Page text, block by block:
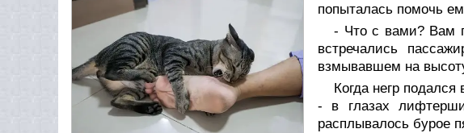
попыталась помочь
- Что с вами? Вам
встречались
взмывавшем на
Когда негр
- в глазах
расплывалось бурое